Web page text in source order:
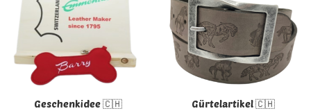
Geschenkidee 🇨🇭 Gürtelartikel 🇨🇭